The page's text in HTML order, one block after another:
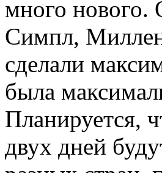
много нового.
Симпл,
сделали
была
Планируется,
двух дней